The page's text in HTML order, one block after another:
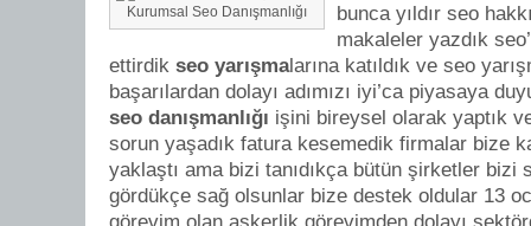
Kurumsal Seo Danışmanlığı
bunca yıldır seo
makaleler yazdık
ettirdik seo yarışmalarına katıldık ve seo
başarılardan dolayı adımızı iyi’ca piyasaya
seo danışmanlığı işini bireysel olarak yaptık
sorun yaşadık fatura kesemedik firmalar bize
yaklaştı ama bizi tanıdıkça bütün şirketler bizi
gördükçe sağ olsunlar bize destek oldular 13